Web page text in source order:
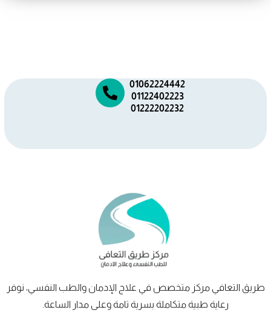
01062224442
01122402223
01222202232
طريقالتعافي
مركز متخصص في علاج الإدمان والطب النفسي، نوفر
رعاية طبية متكاملة بسرية تامة وعلى مدار الساعة.